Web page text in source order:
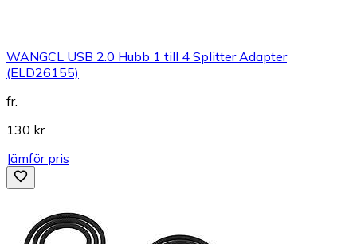
WANGCL USB 2.0 Hubb 1 till 4 Splitter Adapter
(ELD26155)
fr.
130 kr
Jämför pris